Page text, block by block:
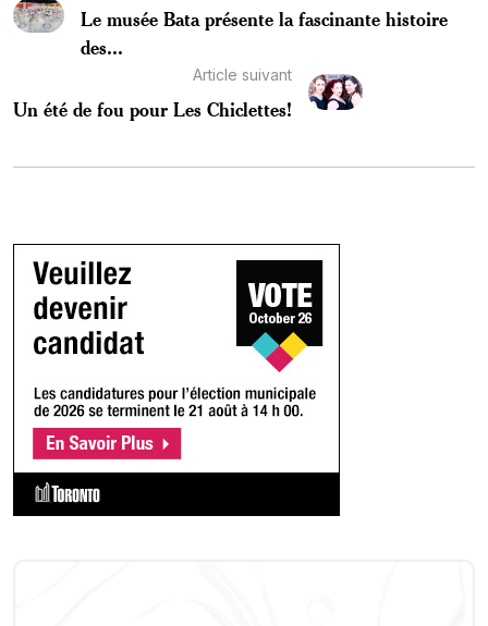
Le musée Bata présente la fascinante histoire
des...
Article suivant
Un été de fou pour Les Chiclettes!